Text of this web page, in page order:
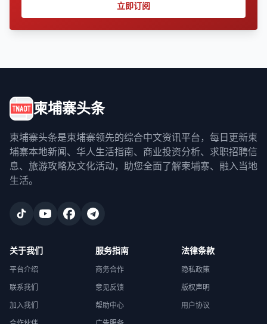
立即订阅
柬埔寨头条
柬埔寨头条是柬埔寨领先的综合中文资讯平台，每日更新柬
埔寨本地新闻、华人生活指南、商业投资分析、求职招聘信
息、旅游攻略及文化活动，助您全面了解柬埔寨、融入当地
生活。
关于我们
平台介绍
联系我们
加入我们
服务指南
商务合作
意见反馈
帮助中心
法律条款
隐私政策
版权声明
用户协议